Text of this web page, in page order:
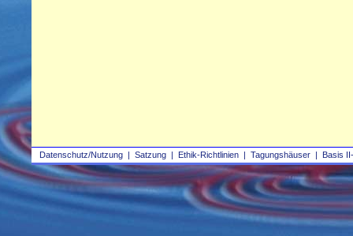
Datenschutz/Nutzung | Satzung | Ethik-Richtlinien | Tagungshäuser | Basis